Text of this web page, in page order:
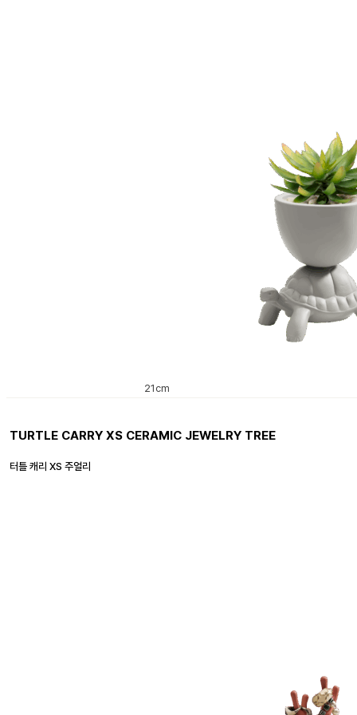
21cm
TURTLE CARRY XS CERAMIC JEWELRY TREE
터틀 캐리 XS 주얼리